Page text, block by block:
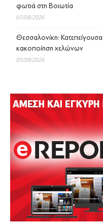
φωτιά στη Βοιωτία
07/08/2026
Θεσσαλονίκη:
κακοποίηση χελώνων
05/08/2026